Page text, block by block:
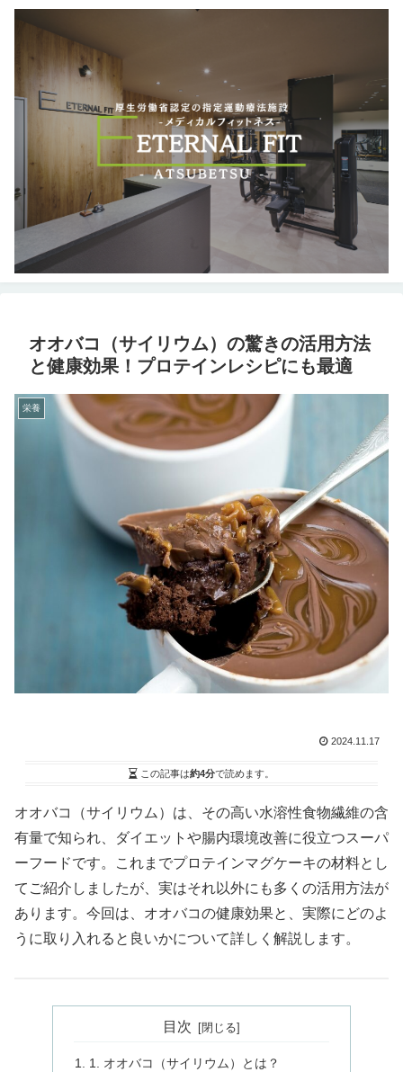
オオバコ（サイリウム）の驚きの活用方法
と健康効果！プロテインレシピにも最適
栄養
2024.11.17
この記事は約4分で読めます。
オオバコ（サイリウム）は、その高い水溶性食物繊維の含
有量で知られ、ダイエットや腸内環境改善に役立つスーパ
ーフードです。これまでプロテインマグケーキの材料とし
てご紹介しましたが、実はそれ以外にも多くの活用方法が
あります。今回は、オオバコの健康効果と、実際にどのよ
うに取り入れると良いかについて詳しく解説します。
目次
1. オオバコ（サイリウム）とは？